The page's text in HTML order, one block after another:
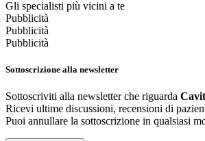
Gli specialisti più vicini a te
Pubblicità
Pubblicità
Pubblicità
Sottoscrizione alla newsletter
Sottoscriviti alla newsletter che riguarda
Ricevi ultime discussioni, recensioni di
Puoi annullare la sottoscrizione in qualsiasi